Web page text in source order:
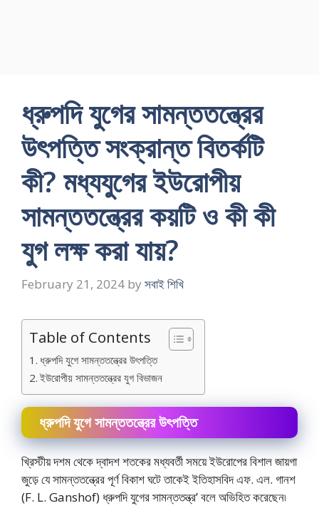
ধ্রুপদি যুগের সামন্ততন্ত্রের
উৎপত্তি সংক্রান্ত বিতর্কটি
কী? মধ্যযুগের ইউরোপীয়
সামন্ততন্ত্রের কয়টি ও কী কী
যুগ লক্ষ করা যায়?
February 21, 2024 by সবাই শিখি
Table of Contents
ধ্রুপদি যুগে সামন্ততন্ত্রের উৎপত্তি
ইউরােপীয় সামন্ততন্ত্রের যুগ বিভাজন
ধ্রুপদি যুগে সামন্ততন্ত্রের উৎপত্তি
খ্রিস্টীয় দশম থেকে দ্বাদশ শতকের মধ্যবর্তী সময়ে ইউরোপের বিশাল জায়গা
জুড়ে যে সামন্ততন্ত্রের পূর্ণ বিকাশ ঘটে তাকেই ইতিহাসবিদ এফ. এল. গানশ
(F. L. Ganshof) ধ্রুপদি যুগের সামন্ততন্ত্র’ বলে অভিহিত করেছেন৷